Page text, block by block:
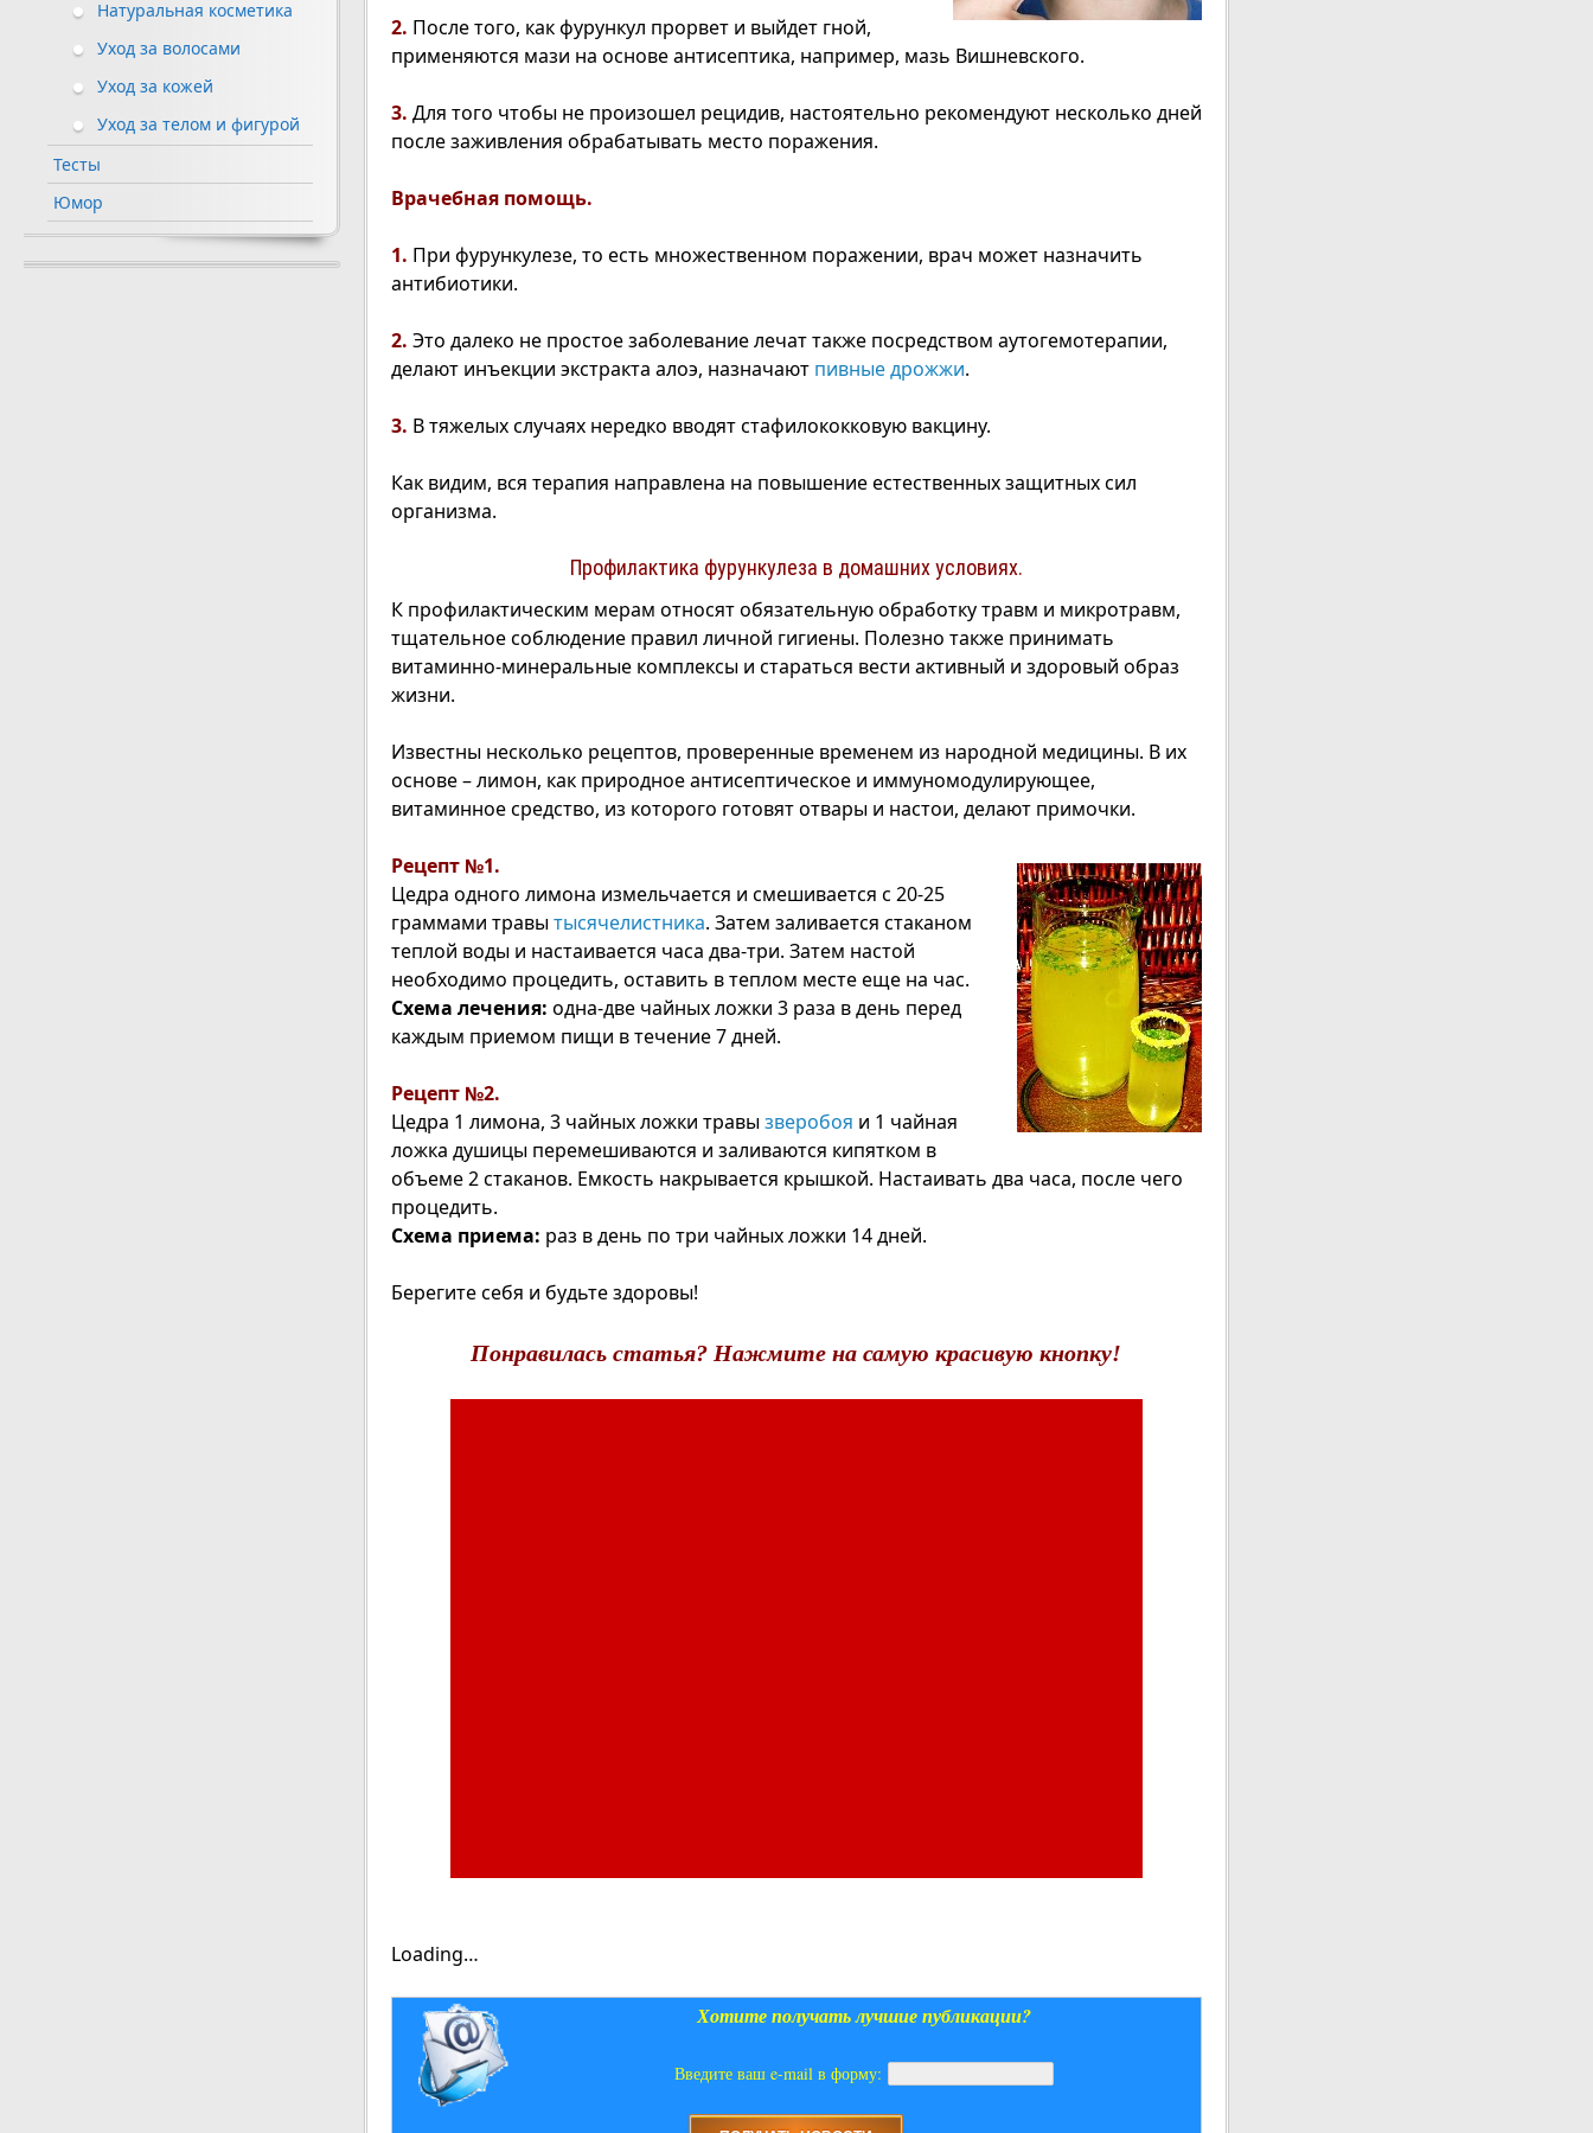
2. После того, как фурункул прорвет и выйдет гной,
применяются мази на основе антисептика, например, мазь Вишневского.
3. Для того чтобы не произошел рецидив, настоятельно рекомендуют несколько дней
после заживления обрабатывать место поражения.
Врачебная помощь.
1. При фурункулезе, то есть множественном поражении, врач может назначить
антибиотики.
2. Это далеко не простое заболевание лечат также посредством аутогемотерапии,
делают инъекции экстракта алоэ, назначают пивные дрожжи.
3. В тяжелых случаях нередко вводят стафилококковую вакцину.
Как видим, вся терапия направлена на повышение естественных защитных сил
организма.
Профилактика фурункулеза в домашних условиях.
К профилактическим мерам относят обязательную обработку травм и микротравм,
тщательное соблюдение правил личной гигиены. Полезно также принимать
витаминно-минеральные комплексы и стараться вести активный и здоровый образ
жизни.
Известны несколько рецептов, проверенные временем из народной медицины. В их
основе – лимон, как природное антисептическое и иммуномодулирующее,
витаминное средство, из которого готовят отвары и настои, делают примочки.
Рецепт №1.
Цедра одного лимона измельчается и смешивается с 20-25
граммами травытысячелистника. Затем заливается стаканом
теплой воды и настаивается часа два-три. Затем настой
необходимо процедить, оставить в теплом месте еще на час.
Схема лечения: одна-две чайных ложки 3 раза в день перед
каждым приемом пищи в течение 7 дней.
Рецепт №2.
Цедра 1 лимона, 3 чайных ложки травызверобоя и 1 чайная
ложка душицы перемешиваются и заливаются кипятком в
объеме 2 стаканов. Емкость накрывается крышкой. Настаивать два часа, после чего
процедить.
Схема приема: раз в день по три чайных ложки 14 дней.
Берегите себя и будьте здоровы!
Понравилась статья? Нажмите на самую красивую кнопку!
Loading…
Хотите получать лучшие публикации?
Введите ваш e-mail в форму:
Натуральная косметика
Уход за волосами
Уход за кожей
Уход за телом и фигурой
Тесты
Юмор